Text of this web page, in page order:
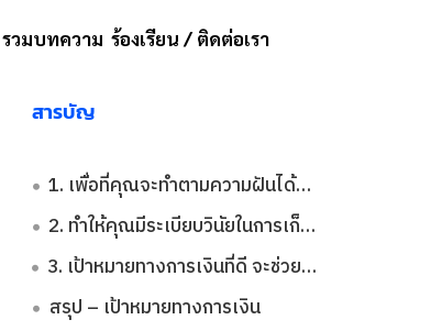
รวมบทความ ร้องเรียน / ติดต่อเรา
สารบัญ
1. เพื่อที่คุณจะทำตามความฝันได้สำเร็จ
2. ทำให้คุณมีระเบียบวินัยในการเก็บออมเงิน
3. เป้าหมายทางการเงินที่ดี จะช่วยให้คุณเป็นอิสระจากการเป็นหนี้
สรุป – เป้าหมายทางการเงิน​